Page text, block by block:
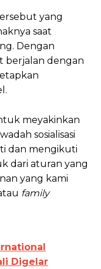
yang
saat
Dengan
berjalan dengan
meyakinkan
sosialisasi
dan mengikuti
dari aturan yang
yang kami
family
Digelar